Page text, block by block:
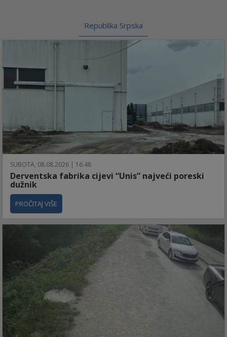
Republika Srpska
SUBOTA, 08.08.2026 | 16:48
Derventska fabrika cijevi “Unis” najveći poreski
dužnik
PROČITAJ VIŠE